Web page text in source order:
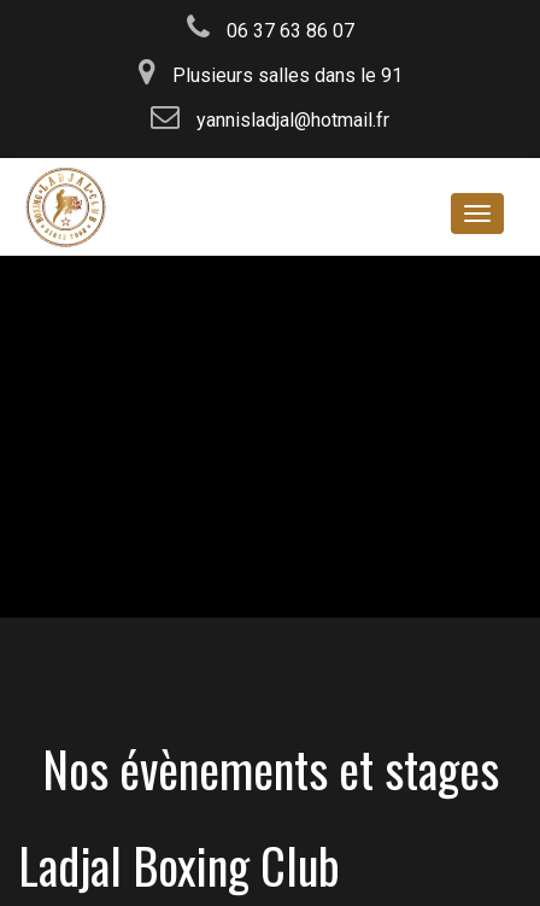
06 37 63 86 07
Plusieurs salles dans le 91
yannisladjal@hotmail.fr
Nos évènements et stages
Ladjal Boxing Club